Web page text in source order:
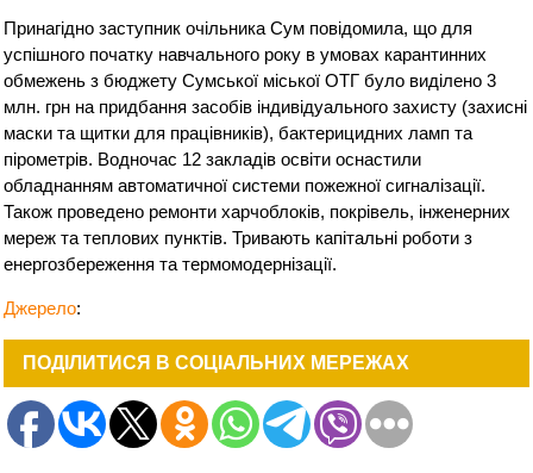
Принагідно заступник очільника Сум повідомила, що для
успішного початку навчального року в умовах карантинних
обмежень з бюджету Сумської міської ОТГ було виділено 3
млн. грн на придбання засобів індивідуального захисту (захисні
маски та щитки для працівників), бактерицидних ламп та
пірометрів. Водночас 12 закладів освіти оснастили
обладнанням автоматичної системи пожежної сигналізації.
Також проведено ремонти харчоблоків, покрівель, інженерних
мереж та теплових пунктів. Тривають капітальні роботи з
енергозбереження та термомодернізації.
Джерело:
ПОДІЛИТИСЯ В СОЦІАЛЬНИХ МЕРЕЖАХ